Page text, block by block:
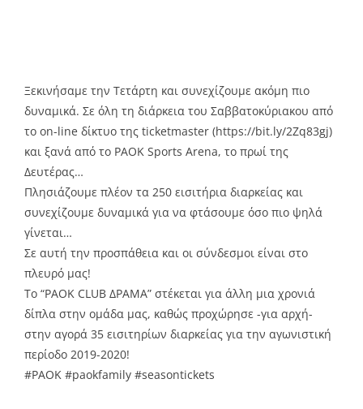
Ξεκινήσαμε την Τετάρτη και συνεχίζουμε ακόμη πιο
δυναμικά. Σε όλη τη διάρκεια του Σαββατοκύριακου από
το on-line δίκτυο της ticketmaster (https://bit.ly/2Zq83gj)
και ξανά από το PAOK Sports Arena, το πρωί της
Δευτέρας…
Πλησιάζουμε πλέον τα 250 εισιτήρια διαρκείας και
συνεχίζουμε δυναμικά για να φτάσουμε όσο πιο ψηλά
γίνεται…
Σε αυτή την προσπάθεια και οι σύνδεσμοι είναι στο
πλευρό μας!
Το “PAOK CLUB ΔΡΑΜΑ” στέκεται για άλλη μια χρονιά
δίπλα στην ομάδα μας, καθώς προχώρησε -για αρχή-
στην αγορά 35 εισιτηρίων διαρκείας για την αγωνιστική
περίοδο 2019-2020!
#PAOK #paokfamily #seasontickets